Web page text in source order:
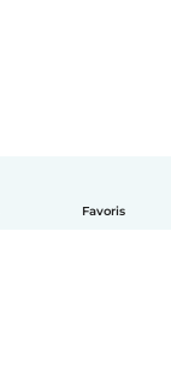
Favoris